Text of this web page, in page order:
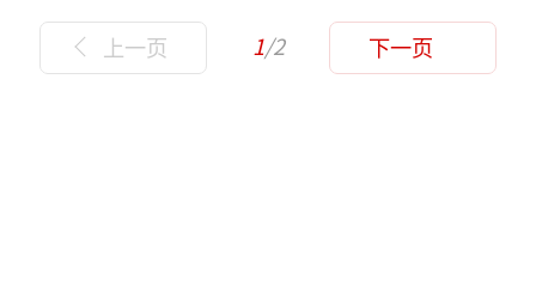
上一页 1/2 下一页